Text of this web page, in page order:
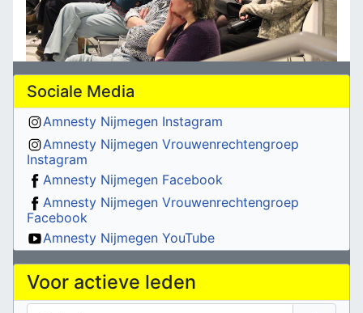
Sociale Media
Amnesty Nijmegen Instagram
Amnesty Nijmegen Vrouwenrechtengroep
Instagram
Amnesty Nijmegen Facebook
Amnesty Nijmegen Vrouwenrechtengroep
Facebook
Amnesty Nijmegen YouTube
Voor actieve leden
Gebruikersnaam